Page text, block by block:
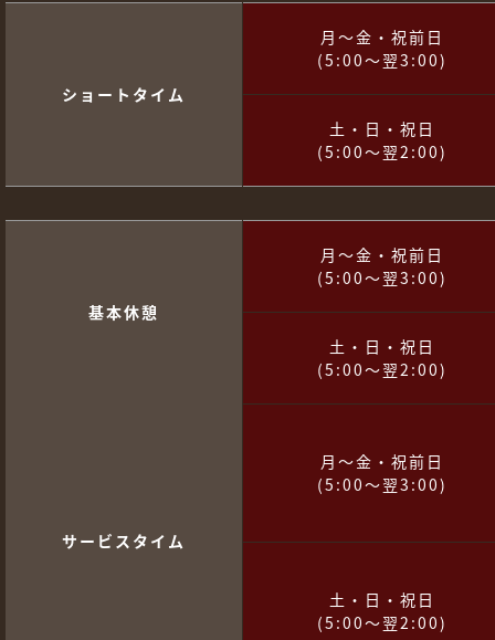
ショートタイム
月～金・祝前日
(5:00～翌3:00)
土・日・祝日
(5:00～翌2:00)
基本休憩
月～金・祝前日
(5:00～翌3:00)
土・日・祝日
(5:00～翌2:00)
サービスタイム
月～金・祝前日
(5:00～翌3:00)
土・日・祝日
(5:00～翌2:00)